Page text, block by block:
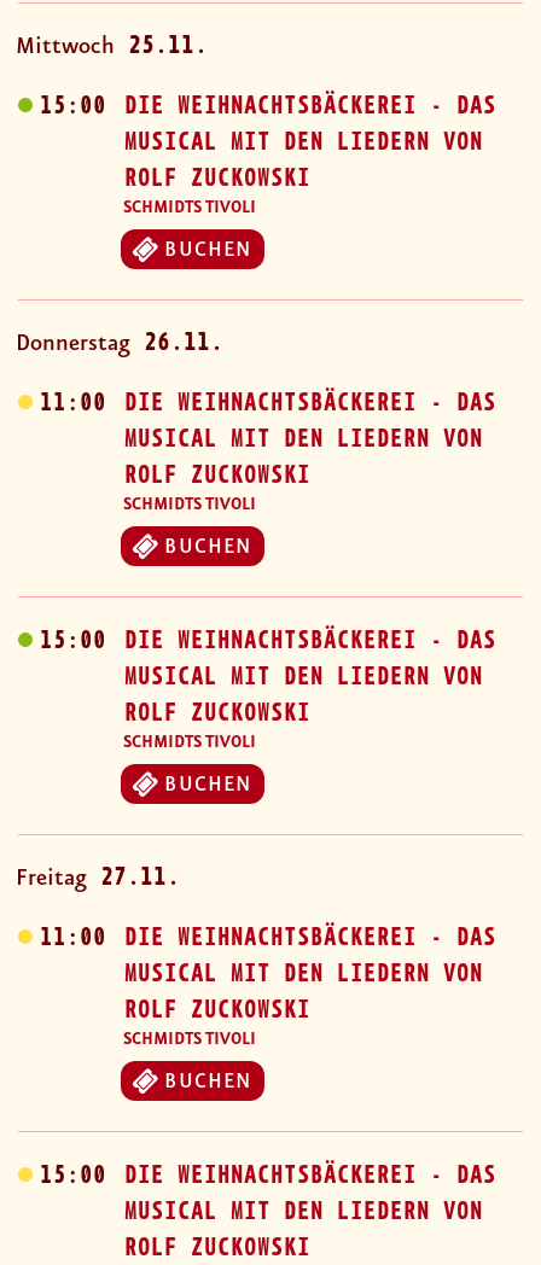
Mittwoch 25.11.
15:00
DIE WEIHNACHTSBÄCKEREI - DAS
MUSICAL MIT DEN LIEDERN VON
ROLF ZUCKOWSKI
SCHMIDTS TIVOLI
BUCHEN
Donnerstag 26.11.
11:00
DIE WEIHNACHTSBÄCKEREI - DAS
MUSICAL MIT DEN LIEDERN VON
ROLF ZUCKOWSKI
SCHMIDTS TIVOLI
BUCHEN
15:00
DIE WEIHNACHTSBÄCKEREI - DAS
MUSICAL MIT DEN LIEDERN VON
ROLF ZUCKOWSKI
SCHMIDTS TIVOLI
BUCHEN
Freitag 27.11.
11:00
DIE WEIHNACHTSBÄCKEREI - DAS
MUSICAL MIT DEN LIEDERN VON
ROLF ZUCKOWSKI
SCHMIDTS TIVOLI
BUCHEN
15:00
DIE WEIHNACHTSBÄCKEREI - DAS
MUSICAL MIT DEN LIEDERN VON
ROLF ZUCKOWSKI